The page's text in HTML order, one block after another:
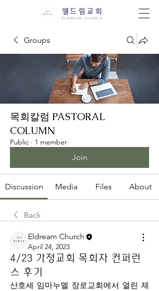
엘드림교회
ELDREAM CHURCH
Groups
목회칼럼 PASTORAL
COLUMN
Public · 1 member
Join
Discussion Media Files About
Back
Eldream Church
April 24, 2023
4/23 가정교회 목회자 컨퍼런
스 후기
산호세 임마누엘 장로교회에서 열린 제